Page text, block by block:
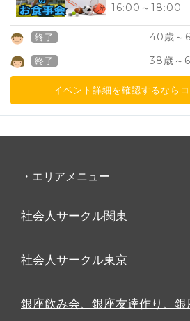
16:00 ～ 18:00
終了 40歳～
終了 38歳～
イベント詳細を確認するなら
・エリアメニュー
社会人サークル関東
社会人サークル東京
銀座飲み会、銀座友達作り、